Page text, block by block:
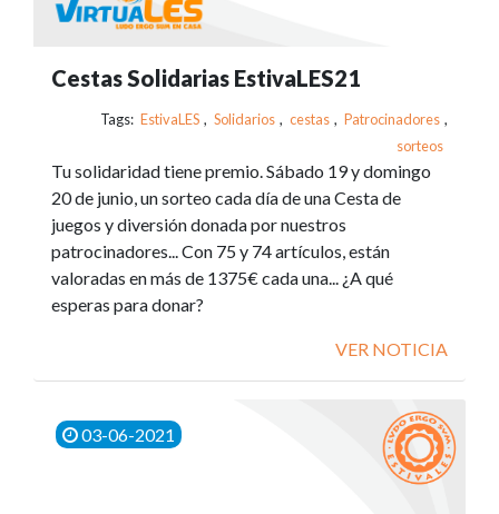
Cestas Solidarias EstivaLES21
Tags: EstivaLES , Solidarios , cestas , Patrocinadores ,
sorteos
Tu solidaridad tiene premio. Sábado 19 y domingo
20 de junio, un sorteo cada día de una Cesta de
juegos y diversión donada por nuestros
patrocinadores... Con 75 y 74 artículos, están
valoradas en más de 1375€ cada una... ¿A qué
esperas para donar?
VER NOTICIA
03-06-2021